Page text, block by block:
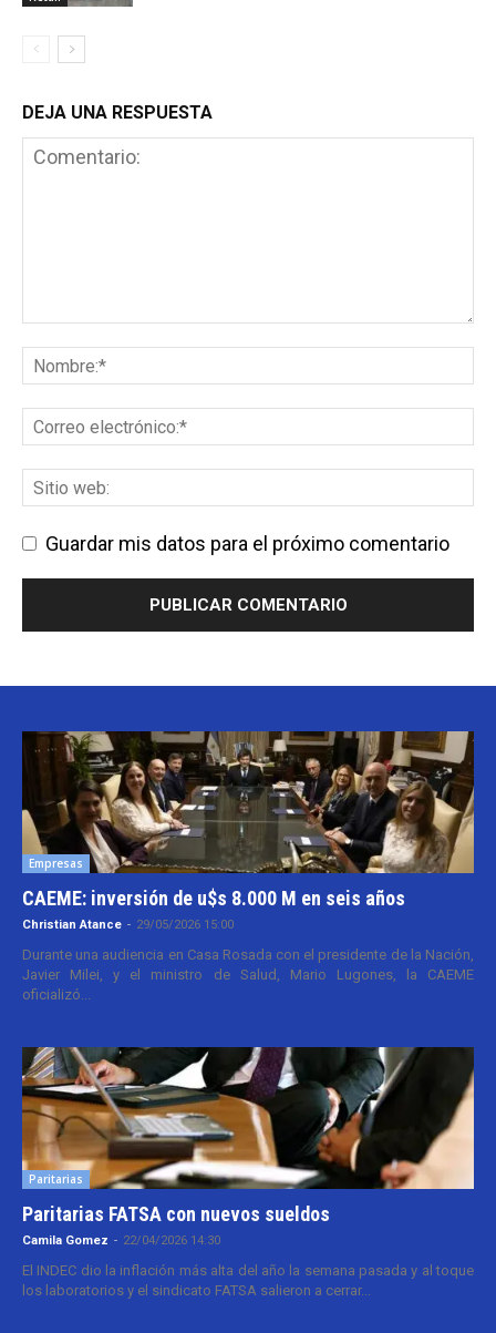
DEJA UNA RESPUESTA
Guardar mis datos para el próximo comentario
Empresas
CAEME: inversión de u$s 8.000 M en seis años
Christian Atance - 29/05/2026 15:00
Durante una audiencia en Casa Rosada con el presidente de la Nación,
Javier Milei, y el ministro de Salud, Mario Lugones, la CAEME
oficializó...
Paritarias
Paritarias FATSA con nuevos sueldos
Camila Gomez - 22/04/2026 14:30
El INDEC dio la inflación más alta del año la semana pasada y al toque
los laboratorios y el sindicato FATSA salieron a cerrar...